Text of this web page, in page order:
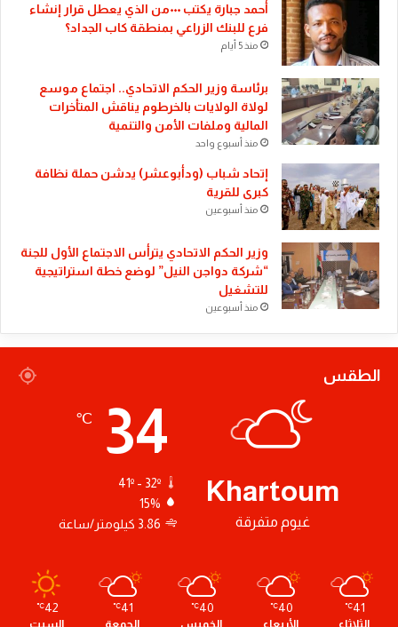
أحمد جبارة يكتب ٠٠٠من الذي يعطل قرار إنشاء
فرع للبنك الزراعي بمنطقة كاب الجداد؟
منذ 5 أيام
​برئاسة وزير الحكم الاتحادي.. اجتماع موسع
لولاة الولايات بالخرطوم يناقش المتأخرات
المالية وملفات الأمن والتنمية
منذ أسبوع واحد
إتحاد شباب (ودأبوعشر) يدشن حملة نظافة
كبرى للقرية
منذ أسبوعين
وزير الحكم الاتحادي يترأس الاجتماع الأول للجنة
“شركة دواجن النيل” لوضع خطة استراتيجية
للتشغيل
منذ أسبوعين
الطقس
Khartoum
غيوم متفرقة
34
℃
15%
3.86 كيلومتر/ساعة
41
℃
الثلاثاء
40
℃
الأربعاء
40
℃
الخميس
41
℃
الجمعة
42
℃
السبت